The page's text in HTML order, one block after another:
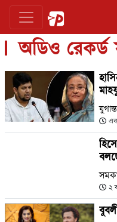
অডিও রেকর্ড
২